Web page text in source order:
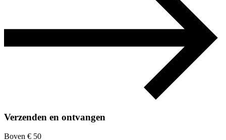
Verzenden en ontvangen
Boven € 50